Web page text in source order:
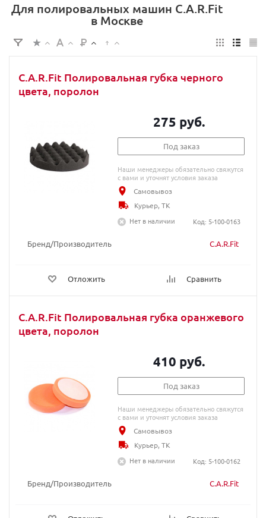
Для полировальных машин C.A.R.Fit
в Москве
C.A.R.Fit Полировальная губка черного
цвета, поролон
Бренд/Производитель C.A.R.Fit
Отложить Сравнить
275 руб.
Под заказ
Наши менеджеры обязательно свяжутся
с вами и уточнят условия заказа
Самовывоз
Курьер, ТК
Нет в наличии
Код: 5-100-0163
C.A.R.Fit Полировальная губка оранжевого
цвета, поролон
Бренд/Производитель C.A.R.Fit
410 руб.
Под заказ
Наши менеджеры обязательно свяжутся
с вами и уточнят условия заказа
Самовывоз
Курьер, ТК
Нет в наличии
Код: 5-100-0162